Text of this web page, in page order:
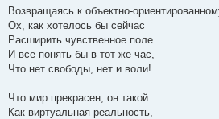
о
б
е
н
е
Возвращаясь к объектно-
Ох, как хотелось бы сейчас
Расширить чувственное поле
И все понять бы в тот же час,
Что нет свободы, нет и воли!
Что мир прекрасен, он такой
Как виртуальная реальность,